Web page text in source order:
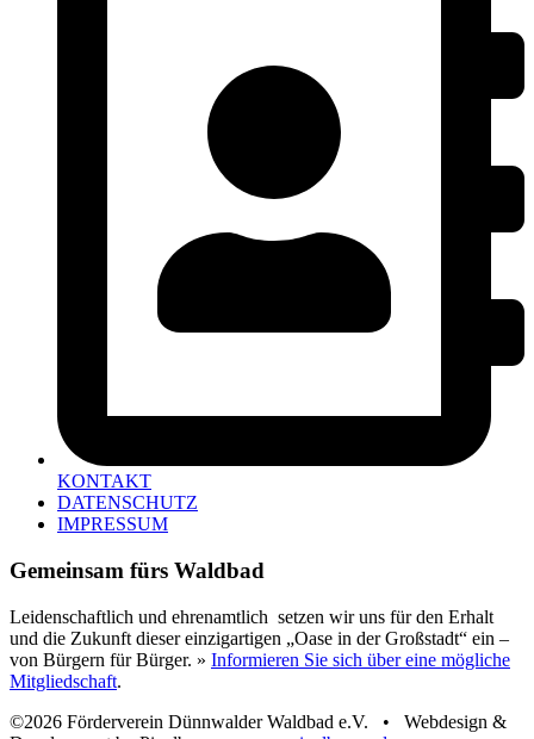
KONTAKT
DATENSCHUTZ
IMPRESSUM
Gemeinsam fürs Waldbad
Leidenschaftlich und ehrenamtlich setzen wir uns für den Erhalt
und die Zukunft dieser einzigartigen „Oase in der Großstadt“ ein –
von Bürgern für Bürger. » Informieren Sie sich über eine mögliche
Mitgliedschaft.
©2026 Förderverein Dünnwalder Waldbad e.V. • Webdesign &